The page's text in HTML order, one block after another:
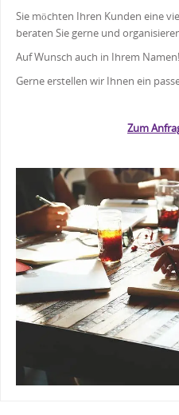
Sie möchten Ihren Kunden eine
beraten Sie gerne und
Auf Wunsch auch in Ihrem Namen!
Gerne erstellen wir Ihnen ein
Zum